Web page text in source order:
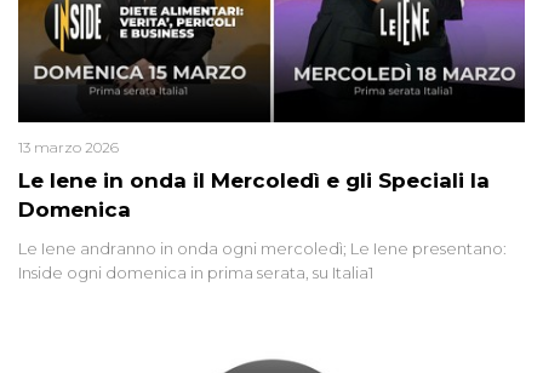
Le Iene in onda il Mercoledì e gli Speciali la
Domenica
13 marzo 2026
Le Iene andranno in onda ogni mercoledì; Le Iene presentano:
Inside ogni domenica in prima serata, su Italia1